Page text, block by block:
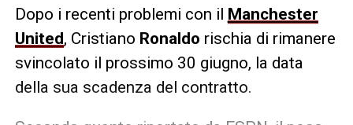
Dopo i recenti problemi con il Manchester
United, Cristiano Ronaldo rischia di rimanere
svincolato il prossimo 30 giugno, la data
della sua scadenza del contratto.